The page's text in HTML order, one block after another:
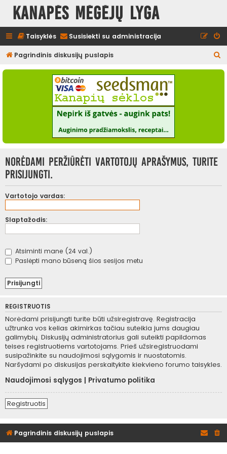
Kanapės mėgėjų lyga
Taisyklės Susisiekti su administracija
Pagrindinis diskusijų puslapis
e
Norėdami peržiūrėti vartotojų aprašymus, turite
prisijungti.
Vartotojo vardas:
Slaptažodis:
Atsiminti mane (24 val.)
Paslėpti mano būseną šios sesijos metu
REGISTRUOTIS
Norėdami prisijungti turite būti užsiregistravę. Registracija
užtrunka vos kelias akimirkas tačiau suteikia jums daugiau
galimybių. Diskusijų administratorius gali suteikti papildomas
teises registruotiems vartotojams. Prieš užsiregistruodami
susipažinkite su naudojimosi sąlygomis ir nuostatomis.
Naršydami po diskusijas perskaitykite kiekvieno forumo taisykles.
Naudojimosi sąlygos
Privatumo politika
Registruotis
Pagrindinis diskusijų puslapis